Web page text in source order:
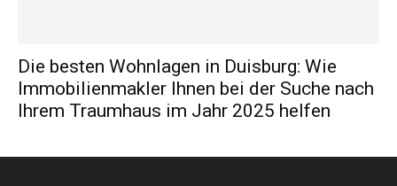
Die besten Wohnlagen in Duisburg: Wie
Immobilienmakler Ihnen bei der Suche nach
Ihrem Traumhaus im Jahr 2025 helfen